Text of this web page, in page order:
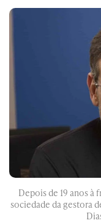
Depois de 19 anos à
sociedade da gestora